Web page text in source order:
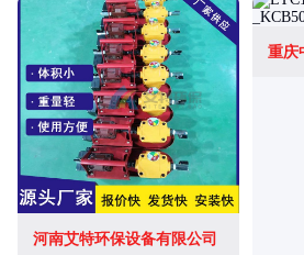
河南艾特环保设备有限公司